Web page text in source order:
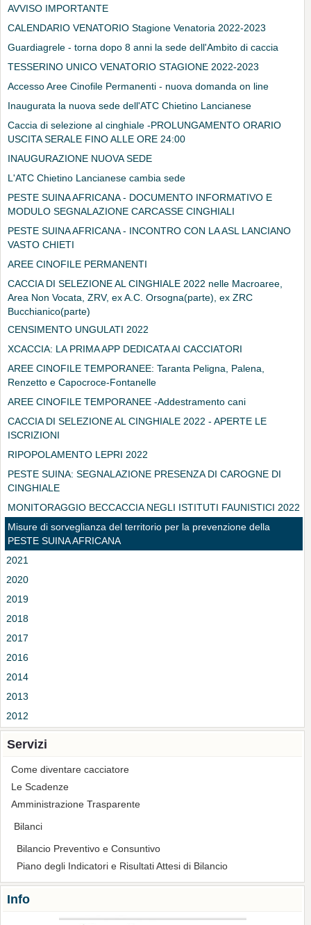
AVVISO IMPORTANTE
CALENDARIO VENATORIO Stagione Venatoria 2022-2023
Guardiagrele - torna dopo 8 anni la sede dell'Ambito di caccia
TESSERINO UNICO VENATORIO STAGIONE 2022-2023
Accesso Aree Cinofile Permanenti - nuova domanda on line
Inaugurata la nuova sede dell'ATC Chietino Lancianese
Caccia di selezione al cinghiale -PROLUNGAMENTO ORARIO
USCITA SERALE FINO ALLE ORE 24:00
INAUGURAZIONE NUOVA SEDE
L'ATC Chietino Lancianese cambia sede
PESTE SUINA AFRICANA - DOCUMENTO INFORMATIVO E
MODULO SEGNALAZIONE CARCASSE CINGHIALI
PESTE SUINA AFRICANA - INCONTRO CON LA ASL LANCIANO
VASTO CHIETI
AREE CINOFILE PERMANENTI
CACCIA DI SELEZIONE AL CINGHIALE 2022 nelle Macroaree,
Area Non Vocata, ZRV, ex A.C. Orsogna(parte), ex ZRC
Bucchianico(parte)
CENSIMENTO UNGULATI 2022
XCACCIA: LA PRIMA APP DEDICATA AI CACCIATORI
AREE CINOFILE TEMPORANEE: Taranta Peligna, Palena,
Renzetto e Capocroce-Fontanelle
AREE CINOFILE TEMPORANEE -Addestramento cani
CACCIA DI SELEZIONE AL CINGHIALE 2022 - APERTE LE
ISCRIZIONI
RIPOPOLAMENTO LEPRI 2022
PESTE SUINA: SEGNALAZIONE PRESENZA DI CAROGNE DI
CINGHIALE
MONITORAGGIO BECCACCIA NEGLI ISTITUTI FAUNISTICI 2022
Misure di sorveglianza del territorio per la prevenzione della
PESTE SUINA AFRICANA
2021
2020
2019
2018
2017
2016
2014
2013
2012
Servizi
Come diventare cacciatore
Le Scadenze
Amministrazione Trasparente
Bilanci
Bilancio Preventivo e Consuntivo
Piano degli Indicatori e Risultati Attesi di Bilancio
Info